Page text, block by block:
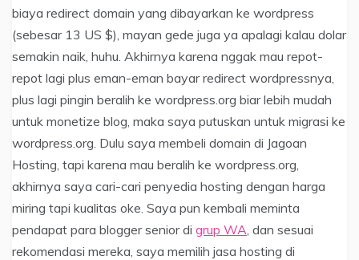
biaya redirect domain yang dibayarkan ke wordpress
(sebesar 13 US $), mayan gede juga ya apalagi kalau dolar
semakin naik, huhu. Akhirnya karena nggak mau repot-
repot lagi plus eman-eman bayar redirect wordpressnya,
plus lagi pingin beralih ke wordpress.org biar lebih mudah
untuk monetize blog, maka saya putuskan untuk migrasi ke
wordpress.org. Dulu saya membeli domain di Jagoan
Hosting, tapi karena mau beralih ke wordpress.org,
akhirnya saya cari-cari penyedia hosting dengan harga
miring tapi kualitas oke. Saya pun kembali meminta
pendapat para blogger senior di grup WA , dan sesuai
rekomendasi mereka, saya memilih jasa hosting di